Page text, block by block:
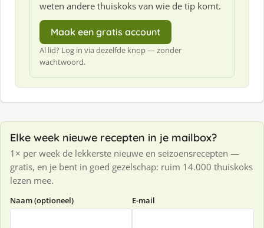
weten andere thuiskoks van wie de tip komt.
Maak een gratis account
Al lid? Log in via dezelfde knop — zonder
wachtwoord.
Elke week nieuwe recepten in je mailbox?
1× per week de lekkerste nieuwe en seizoensrecepten —
gratis, en je bent in goed gezelschap: ruim 14.000 thuiskoks
lezen mee.
Naam (optioneel) E-mail